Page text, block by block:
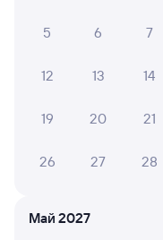
5 6 7
12 13 14
19 20 21
26 27 28
Май 2027